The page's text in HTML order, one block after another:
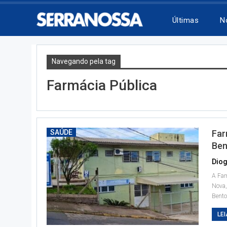
Últimas
Navegando pela tag
Farmácia Pública
SAÚDE
A
Bento